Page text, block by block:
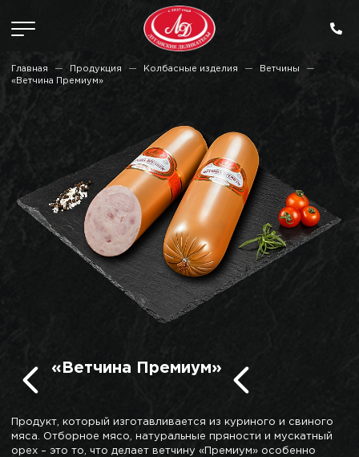
Главная Продукция Колбасные изделия
Ветчины
«Ветчина Премиум»
«Ветчина Премиум»
Продукт, который изготавливается из куриного и свиного
мяса. Отборное мясо, натуральные пряности и мускатный
орех – это то, что делает ветчину «Премиум» особенно